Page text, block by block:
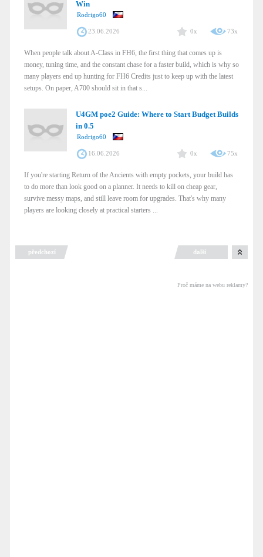
Win
Rodrigo60
23.06.2026 0x 73x
When people talk about A-Class in FH6, the first thing that comes up is
money, tuning time, and the constant chase for a faster build, which is why so
many players end up hunting for FH6 Credits just to keep up with the latest
setups. On paper, A700 should sit in that s...
U4GM poe2 Guide: Where to Start Budget Builds
in 0.5
Rodrigo60
16.06.2026 0x 75x
If you're starting Return of the Ancients with empty pockets, your build has
to do more than look good on a planner. It needs to kill on cheap gear,
survive messy maps, and still leave room for upgrades. That's why many
players are looking closely at practical starters ...
předchozí další
Proč máme na webu reklamy?